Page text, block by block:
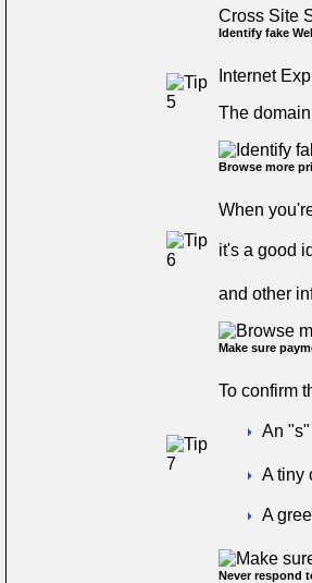
Cross Site
Identify fake
Internet
The
Browse more
When
it's a good
and other
Make sure
To confirm
An "s"
A tiny
A
Never respond